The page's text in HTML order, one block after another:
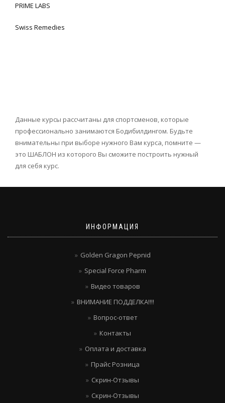
PRIME LABS
Swiss Remedies
Данные курсы рассчитаны для спортсменов, которые
профессионально занимаются Бодибилдингом. Будьте
внимательны при выборе нужного Вам курса, помните —
это ШАБЛОН из которого Вы сможите построить нужный
для себя курс.
ИНФОРМАЦИЯ
Golden Gragon Pepnid
Special Force Pharm
Видео товаров
ВНИМАНИЕ ПОДДЕЛКА!!!!
Вопрос-ответ
Контакты
Оплата и доставка
Прайс Розница
Скрин-Отзывы
Скрин-Отзывы